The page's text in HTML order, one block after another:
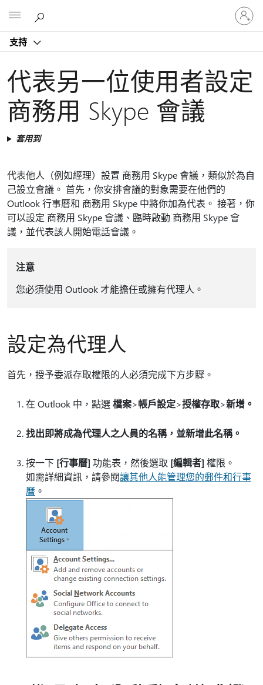
支持
登
入
您
戶
代表另一位使用者設定
商務用 Skype 會議
套用到
代表他人（例如經理）設置 商務用 Skype 會議，類似於為自
己設立會議。 首先，你安排會議的對象需要在他們的
Outlook 行事曆和 商務用 Skype 中將你加為代表。 接著，你
可以設定 商務用 Skype 會議、臨時啟動 商務用 Skype 會
議，並代表該人開始電話會議。
注意
您必須使用 Outlook 才能擔任或擁有代理人。
設定為代理人
首先，授予委派存取權限的人必須完成下方步驟。
在 Outlook 中，點選檔案>帳戶設定>授權存取>新增。
找出即將成為代理人之人員的名稱，並新增此名稱。
按一下 [行事曆] 功能表，然後選取 [編輯者] 權限。
如需詳細資訊，請參閱讓其他人能管理您的郵件和行事
曆 。